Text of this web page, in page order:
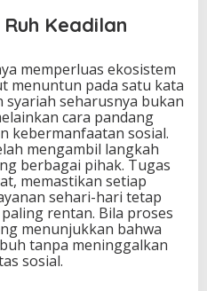
Keadilan
memperluas ekosistem
menuntun pada satu kata
syariah seharusnya bukan
cara pandang
kebermanfaatan sosial.
mengambil langkah
berbagai pihak. Tugas
memastikan setiap
sehari-hari tetap
rentan. Bila proses
menunjukkan bahwa
tanpa meninggalkan
sosial.